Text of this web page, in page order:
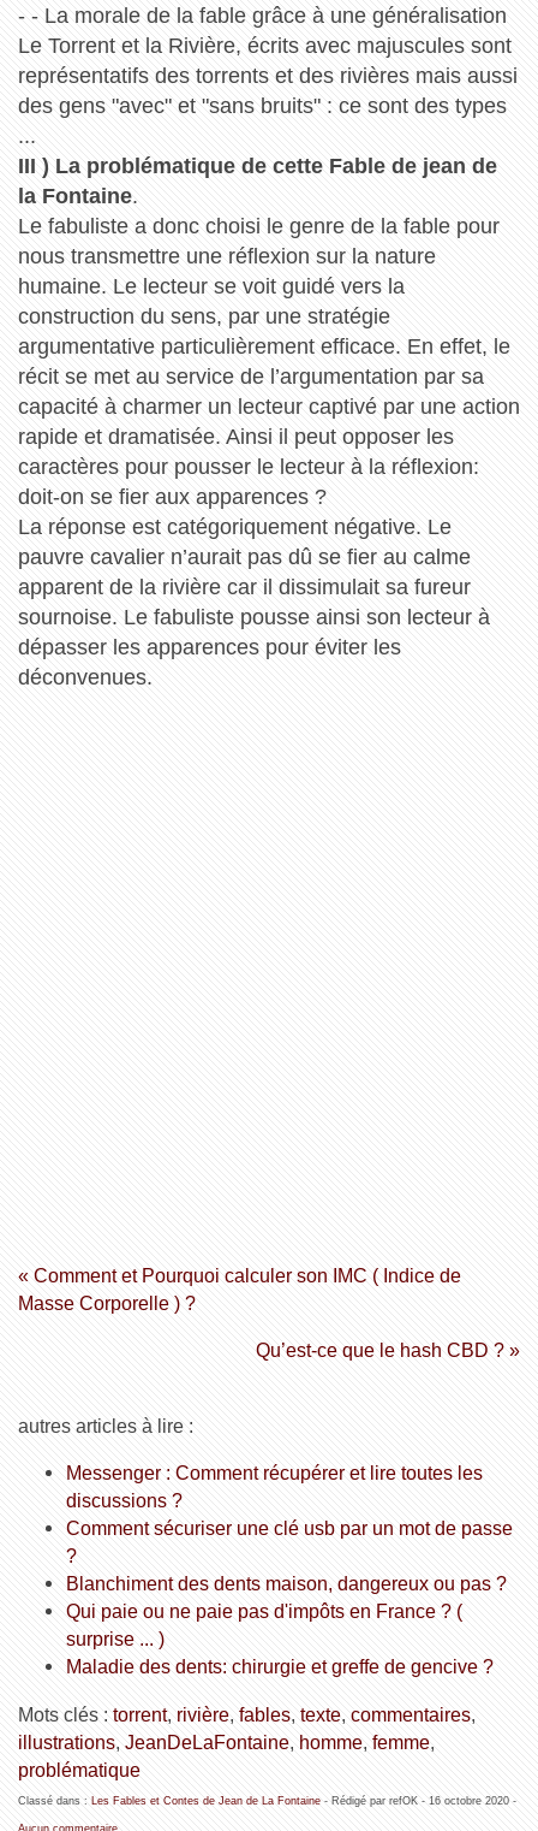
- - La morale de la fable grâce à une généralisation
Le Torrent et la Rivière, écrits avec majuscules sont
représentatifs des torrents et des rivières mais aussi
des gens "avec" et "sans bruits" : ce sont des types
...
III ) La problématique de cette Fable de jean de
la Fontaine.
Le fabuliste a donc choisi le genre de la fable pour
nous transmettre une réflexion sur la nature
humaine. Le lecteur se voit guidé vers la
construction du sens, par une stratégie
argumentative particulièrement efficace. En effet, le
récit se met au service de l’argumentation par sa
capacité à charmer un lecteur captivé par une action
rapide et dramatisée. Ainsi il peut opposer les
caractères pour pousser le lecteur à la réflexion:
doit-on se fier aux apparences ?
La réponse est catégoriquement négative. Le
pauvre cavalier n’aurait pas dû se fier au calme
apparent de la rivière car il dissimulait sa fureur
sournoise. Le fabuliste pousse ainsi son lecteur à
dépasser les apparences pour éviter les
déconvenues.
« Comment et Pourquoi calculer son IMC ( Indice de
Masse Corporelle ) ?
Qu’est-ce que le hash CBD ? »
autres articles à lire :
Messenger : Comment récupérer et lire toutes les
discussions ?
Comment sécuriser une clé usb par un mot de passe
?
Blanchiment des dents maison, dangereux ou pas ?
Qui paie ou ne paie pas d'impôts en France ? (
surprise ... )
Maladie des dents: chirurgie et greffe de gencive ?
Mots clés : torrent, rivière, fables, texte, commentaires,
illustrations, JeanDeLaFontaine, homme, femme,
problématique
Classé dans : Les Fables et Contes de Jean de La Fontaine- Rédigé par refOK - 16 octobre 2020-
Aucun commentaire